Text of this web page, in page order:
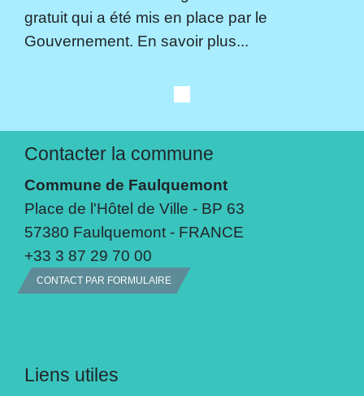
gratuit qui a été mis en place par le
Gouvernement. En savoir plus...
Contacter la commune
Commune de Faulquemont
Place de l'Hôtel de Ville - BP 63
57380 Faulquemont - FRANCE
+33 3 87 29 70 00
CONTACT PAR FORMULAIRE
Liens utiles